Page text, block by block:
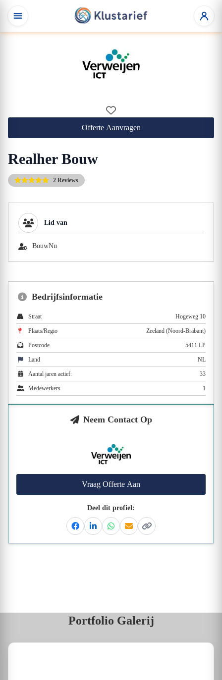
Offerte Aanvragen
Realher Bouw
2 Reviews
Lid van
BouwNu
Bedrijfsinformatie
Straat Hogeweg 10
Plaats/Regio Zeeland (Noord-Brabant)
Postcode 5411 LP
Land NL
Aantal jaren actief: 33
Medewerkers 1
Neem Contact Op
Vraag Offerte Aan
Deel dit profiel:
FacebookLinkedinWhatsapp
EmailKopieer link
Portfolio Galerij